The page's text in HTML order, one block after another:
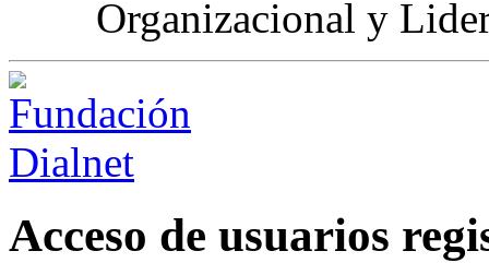
Organizacional y
Acceso de usuarios